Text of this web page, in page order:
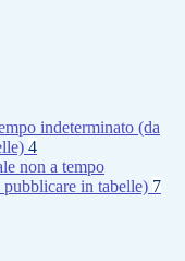
indeterminato (da
4
non a tempo
in tabelle) 7